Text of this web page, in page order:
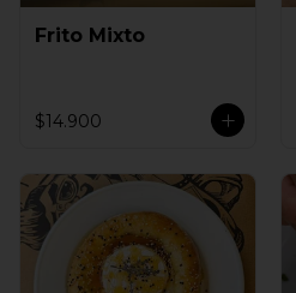
Frito Mixto
$14.900